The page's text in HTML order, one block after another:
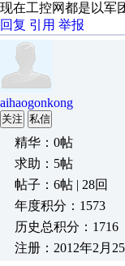
现在工控网都是以军
回复 引用 举报
aihaogonkong
关注 私信
精华：0帖
求助：5帖
帖子：6帖 | 28回
年度积分：1573
历史总积分：1716
注册：2012年2月25